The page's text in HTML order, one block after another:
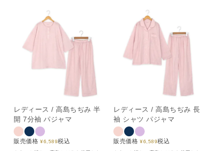
レディース / 高島ちぢみ 半
開 7分袖 パジャマ
販売価格 ¥6,589税込
レディース / 高島ちぢみ 長
袖 シャツ パジャマ
販売価格 ¥6,589税込